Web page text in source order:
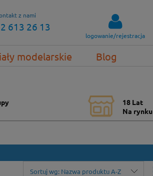
logowanie/rejestracja
z nami
613 26 13
modelarskie Blog
18 Lat
Na rynku
Sortuj wg: Nazwa produktu A-Z